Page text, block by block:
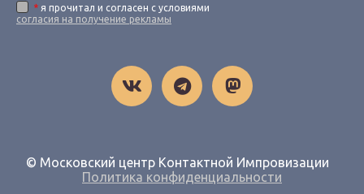
* я прочитал и согласен с условиями
согласия на получение рекламы
© Московский центр Контактной Импровизации
Политика конфиденциальности